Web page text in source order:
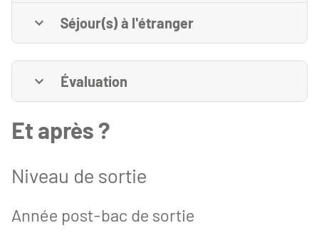
Séjour(s) à l'étranger
Évaluation
Et après ?
Niveau de sortie
Année post-bac de sortie